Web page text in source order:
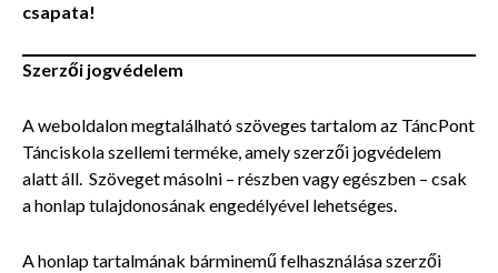
csapata!
Szerzői jogvédelem
A weboldalon megtalálható szöveges tartalom az TáncPont
Tánciskola szellemi terméke, amely szerzői jogvédelem
alatt áll. Szöveget másolni – részben vagy egészben – csak
a honlap tulajdonosának engedélyével lehetséges.
A honlap tartalmának bárminemű felhasználása szerzői